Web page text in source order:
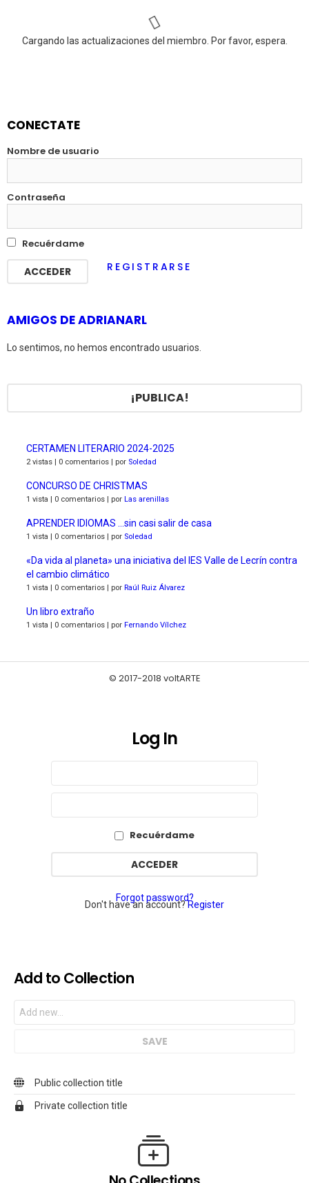
Cargando las actualizaciones del miembro. Por favor, espera.
CONECTATE
Nombre de usuario
Contraseña
Recuérdame
REGISTRARSE
AMIGOS DE ADRIANARL
Lo sentimos, no hemos encontrado usuarios.
¡PUBLICA!
CERTAMEN LITERARIO 2024-2025
2 vistas 0 comentarios por Soledad
CONCURSO DE CHRISTMAS
1 vista 0 comentarios por Las arenillas
APRENDER IDIOMAS …sin casi salir de casa
1 vista 0 comentarios por Soledad
«Da vida al planeta» una iniciativa del IES Valle de Lecrín contra
el cambio climático
1 vista 0 comentarios por Raúl Ruiz Álvarez
Un libro extraño
1 vista 0 comentarios por Fernando Vílchez
© 2017-2018 voltARTE
Log In
usuario
electrónico
Recuérdame
Forgot password?
Don't have an account?Register
Add to Collection
Public collection title
Private collection title